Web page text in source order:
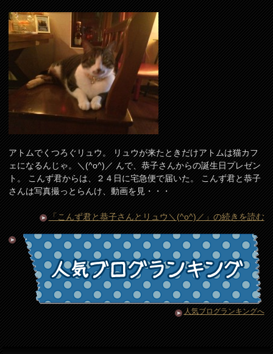
アトムでくつろぐリュウ。 リュウが来たときだけアトムは猫カフ
ェになるんじゃ。＼(^o^)／ んで、恭子さんからの誕生日プレゼン
ト。 こんず君からは、２４日に宅急便で届いた。 こんず君と恭子
さんは写真撮っとらんけ、動画を見・・・
「こんず君と恭子さんとリュウ＼(^o^)／」の続きを読む
人気ブログランキングへ